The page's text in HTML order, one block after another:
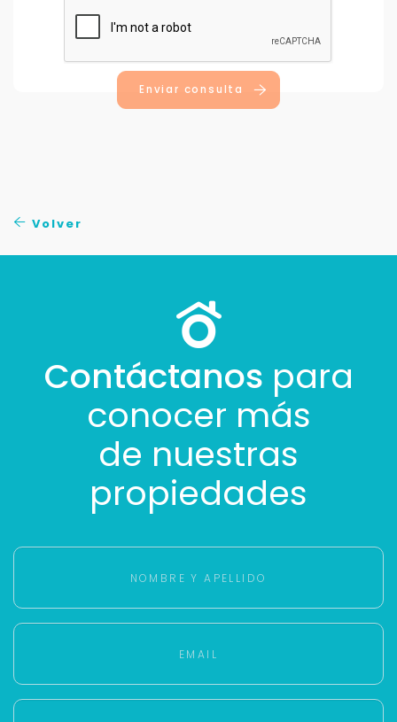
Enviar consulta
Volver
Contáctanos para
conocer más
de nuestras
propiedades